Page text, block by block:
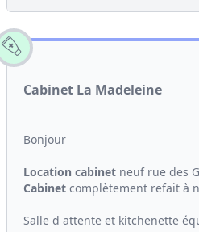
Cabinet La Madeleine
Bonjour
Location cabinet neuf rue des
Cabinet complètement refait à
Salle d attente et kitchenette